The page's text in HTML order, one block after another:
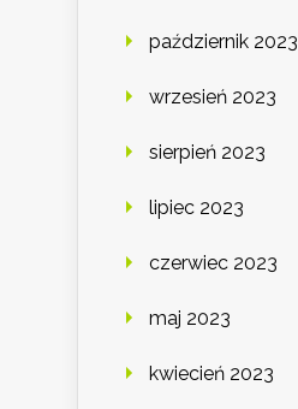
październik 2023
wrzesień 2023
sierpień 2023
lipiec 2023
czerwiec 2023
maj 2023
kwiecień 2023